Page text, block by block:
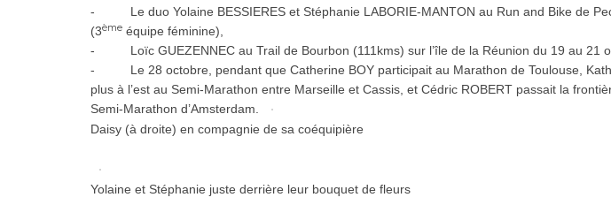
- Le duo Yolaine BESSIERES et Stéphanie LABORIE-MANTON au Run and Bike de
(3ème équipe féminine),
- Loïc GUEZENNEC au Trail de Bourbon (111kms) sur l’île de la Réunion du 19 au 21
- Le 28 octobre, pendant que Catherine BOY participait au Marathon de Toulouse,
plus à l’est au Semi-Marathon entre Marseille et Cassis, et Cédric ROBERT passait la
Semi-Marathon d’Amsterdam.
Daisy (à droite) en compagnie de sa coéquipière
Yolaine et Stéphanie juste derrière leur bouquet de fleurs